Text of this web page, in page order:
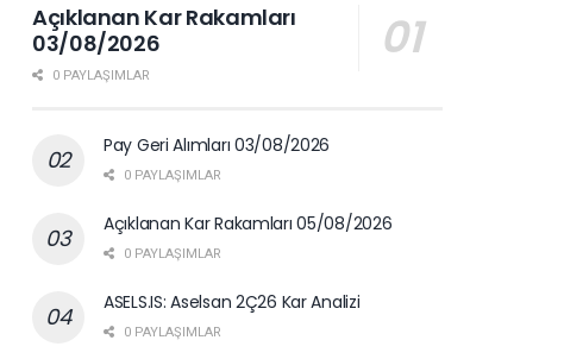
Açıklanan Kar Rakamları
03/08/2026
0 PAYLAŞIMLAR
Pay Geri Alımları 03/08/2026
0 PAYLAŞIMLAR
Açıklanan Kar Rakamları 05/08/2026
0 PAYLAŞIMLAR
ASELS.IS: Aselsan 2Ç26 Kar Analizi
0 PAYLAŞIMLAR